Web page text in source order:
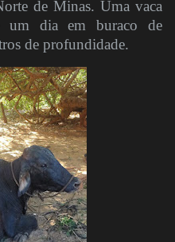
de Minas. Uma vaca
um dia em buraco de
de profundidade.